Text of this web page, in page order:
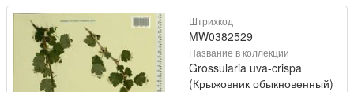
Штрихкод
MW0382529
Название в коллекции
Grossularia uva-crispa
(Крыжовник обыкновенный)